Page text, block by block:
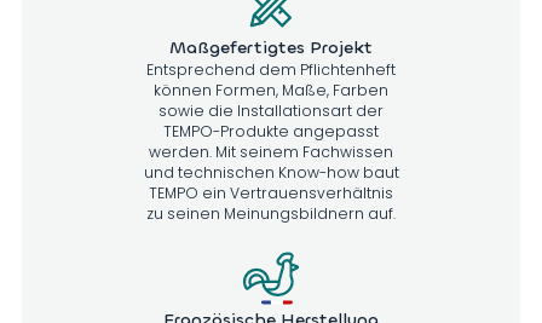
Maßgefertigtes Projekt
Entsprechend dem Pflichtenheft
können Formen, Maße, Farben
sowie die Installationsart der
TEMPO-Produkte angepasst
werden. Mit seinem Fachwissen
und technischen Know-how baut
TEMPO ein Vertrauensverhältnis
zu seinen Meinungsbildnern auf.